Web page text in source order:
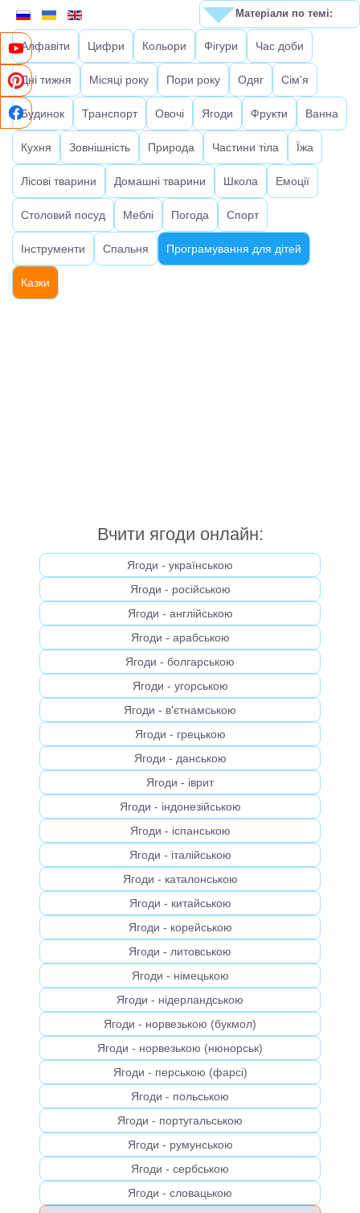
Алфавіти Цифри Кольори Фігури Час доби
Дні тижня Місяці року Пори року Одяг Сім'я
Будинок Транспорт Овочі Ягоди Фрукти Ванна
Кухня Зовнішність Природа Частини тіла Їжа
Лісові тварини Домашні тварини Школа Емоції
Столовий посуд Меблі Погода Спорт
Інструменти Спальня Програмування для дітей
Казки
Вчити ягоди онлайн:
Ягоди - українською
Ягоди - російською
Ягоди - англійською
Ягоди - арабською
Ягоди - болгарською
Ягоди - угорською
Ягоди - в'єтнамською
Ягоди - грецькою
Ягоди - данською
Ягоди - іврит
Ягоди - індонезійською
Ягоди - іспанською
Ягоди - італійською
Ягоди - каталонською
Ягоди - китайською
Ягоди - корейською
Ягоди - литовською
Ягоди - німецькою
Ягоди - нідерландською
Ягоди - норвезькою (букмол)
Ягоди - норвезькою (нюнорськ)
Ягоди - перською (фарсі)
Ягоди - польською
Ягоди - португальською
Ягоди - румунською
Ягоди - сербською
Ягоди - словацькою
Матеріали по темі: